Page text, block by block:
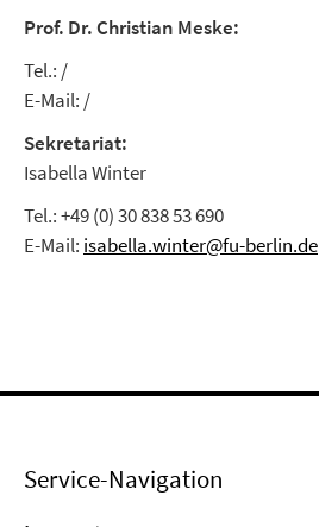
Prof. Dr. Christian Meske:
Tel.: /
E-Mail: /
Sekretariat:
Isabella Winter
Tel.: +49 (0) 30 838 53 690
E-Mail: isabella.winter@fu-berlin.de
Service-Navigation